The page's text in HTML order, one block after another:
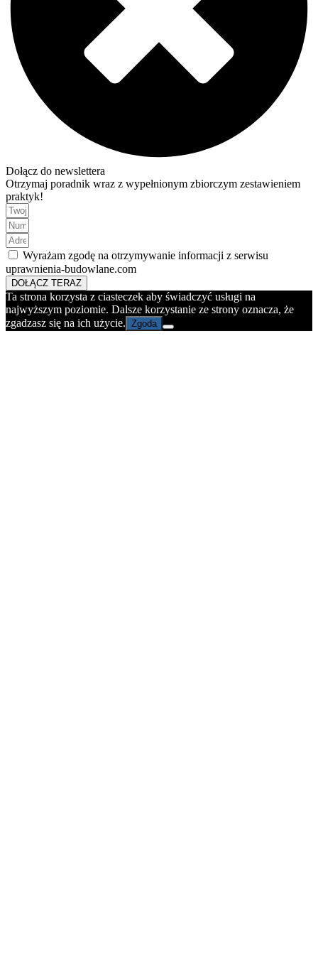
Dołącz do newslettera
Otrzymaj poradnik wraz z wypełnionym zbiorczym zestawieniem
praktyk!
Wyrażam zgodę na otrzymywanie informacji z serwisu
uprawnienia-budowlane.com
DOŁĄCZ TERAZ
Ta strona korzysta z ciasteczek aby świadczyć usługi na
najwyższym poziomie. Dalsze korzystanie ze strony oznacza, że
zgadzasz się na ich użycie. Zgoda